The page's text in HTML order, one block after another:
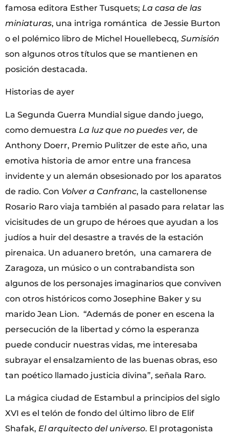
famosa editora Esther Tusquets; La casa de las
miniaturas, una intriga romántica de Jessie Burton
o el polémico libro de Michel Houellebecq, Sumisión
son algunos otros títulos que se mantienen en
posición destacada.
Historias de ayer
La Segunda Guerra Mundial sigue dando juego,
como demuestra La luz que no puedes ver, de
Anthony Doerr, Premio Pulitzer de este año, una
emotiva historia de amor entre una francesa
invidente y un alemán obsesionado por los aparatos
de radio. Con Volver a Canfranc, la castellonense
Rosario Raro viaja también al pasado para relatar las
vicisitudes de un grupo de héroes que ayudan a los
judíos a huir del desastre a través de la estación
pirenaica. Un aduanero bretón, una camarera de
Zaragoza, un músico o un contrabandista son
algunos de los personajes imaginarios que conviven
con otros históricos como Josephine Baker y su
marido Jean Lion. “Además de poner en escena la
persecución de la libertad y cómo la esperanza
puede conducir nuestras vidas, me interesaba
subrayar el ensalzamiento de las buenas obras, eso
tan poético llamado justicia divina”, señala Raro.
La mágica ciudad de Estambul a principios del siglo
XVI es el telón de fondo del último libro de Elif
Shafak, El arquitecto del universo. El protagonista